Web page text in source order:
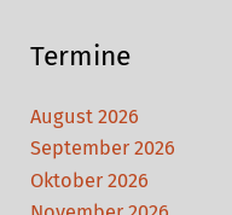
Termine
August 2026
September 2026
Oktober 2026